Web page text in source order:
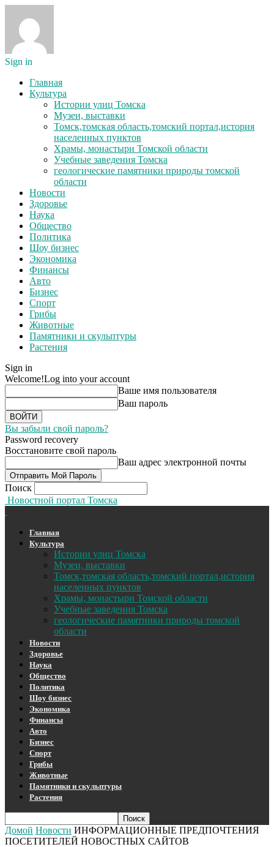
Sign in
Главная
Культура
Истории улиц Томска
Музеи, выставки
Томск,томская область,томский портал,история
населенных пунктов
Храмы, монастыри Томской области
Учебные заведения Томска
геологические памятники природы томской
области
Новости
Здоровье
Наука
Общество
Политика
Шоу бизнес
Экономика
Финансы
Авто
Бизнес
Спорт
Грибы
Животные
Памятники и скульптуры
Растения
Sign in
Welcome!Log into your account
Ваше имя пользователя
Ваш пароль
Вы забыли свой пароль?
Password recovery
Восстановите свой пароль
Ваш адрес электронной почты
Поиск
Новостной портал Томска
Главная
Культура
Истории улиц Томска
Музеи, выставки
Томск,томская область,томский портал,история
населенных пунктов
Храмы, монастыри Томской области
Учебные заведения Томска
геологические памятники природы томской
области
Новости
Здоровье
Наука
Общество
Политика
Шоу бизнес
Экономика
Финансы
Авто
Бизнес
Спорт
Грибы
Животные
Памятники и скульптуры
Растения
Домой Новости ИНФОРМАЦИОННЫЕ ПРЕДПОЧТЕНИЯ
ПОСЕТИТЕЛЕЙ НОВОСТНЫХ САЙТОВ